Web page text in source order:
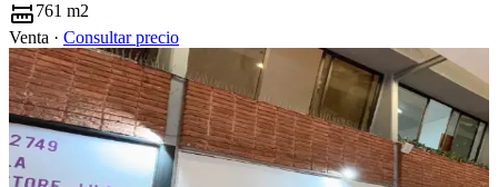
761 m2
Venta · Consultar precio